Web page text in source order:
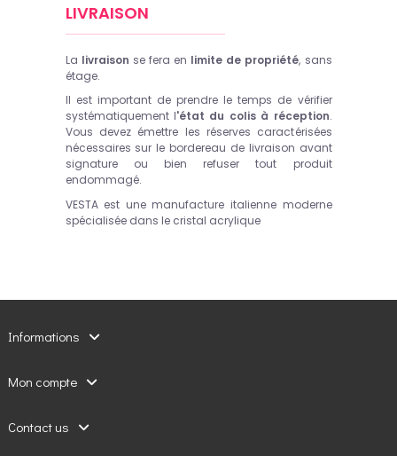
LIVRAISON
La livraison se fera en limite de propriété, sans
étage.
Il est important de prendre le temps de vérifier
systématiquement l'état du colis à réception.
Vous devez émettre les réserves caractérisées
nécessaires sur le bordereau de livraison avant
signature ou bien refuser tout produit
endommagé.
VESTA est une manufacture italienne moderne
spécialisée dans le cristal acrylique
Informations
Mon compte
Contact us